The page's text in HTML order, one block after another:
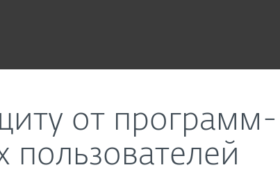
от
пользователей
корпоративных пользователей